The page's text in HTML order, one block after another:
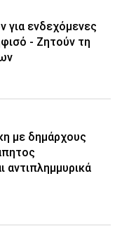
για ενδεχόμενες
- Ζητούν τη
με δημάρχους
αντιπλημμυρικά